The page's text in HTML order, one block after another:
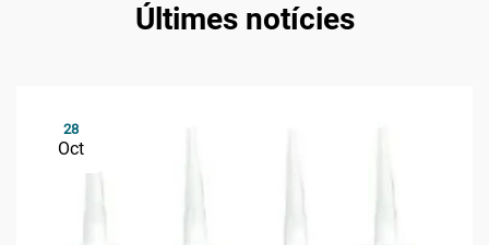
Últimes notícies
28
Oct